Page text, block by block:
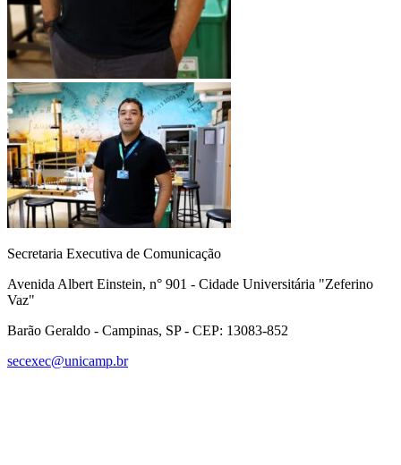
Secretaria Executiva de Comunicação
Avenida Albert Einstein, n° 901 - Cidade Universitária "Zeferino
Vaz"
Barão Geraldo - Campinas, SP - CEP: 13083-852
secexec@unicamp.br